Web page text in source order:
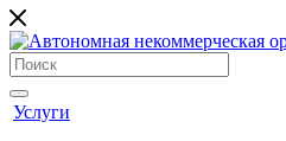
Услуги